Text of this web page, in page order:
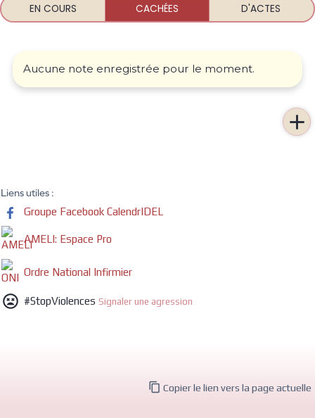
EN COURS CACHÉES D'ACTES
Aucune note enregistrée pour le moment.

Liens utiles :
Groupe Facebook CalendrIDEL
AMELI: Espace Pro
Ordre National Infirmier
 #StopViolences Signaler une agression
 Copier le lien vers la page actuelle